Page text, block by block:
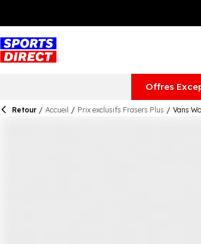
Offres
Retour / Accueil / Prix exclusifs Frasers Plus / Vans